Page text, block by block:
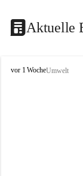
Aktuelle
V
vor 1 WocheUmwelt